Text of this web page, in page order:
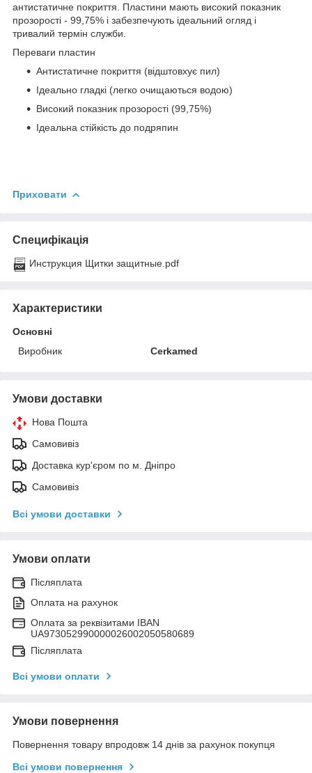
антистатичне покриття. Пластини мають високий показник
прозорості - 99,75% і забезпечують ідеальний огляд і
тривалий термін служби.
Переваги пластин
Антистатичне покриття (відштовхує пил)
Ідеально гладкі (легко очищаються водою)
Високий показник прозорості (99,75%)
Ідеальна стійкість до подряпин
Приховати
Специфікація
Инструкция Щитки защитные.pdf
Характеристики
Основні
Виробник
Cerkamed
Умови доставки
Нова Пошта
Самовивіз
Доставка кур'єром по м. Дніпро
Самовивіз
Всі умови доставки
Умови оплати
Післяплата
Оплата на рахунок
Оплата за реквізитами IBAN
UA973052990000026002050580689
Післяплата
Всі умови оплати
Умови повернення
Повернення товару впродовж 14 днів за рахунок покупця
Всі умови повернення